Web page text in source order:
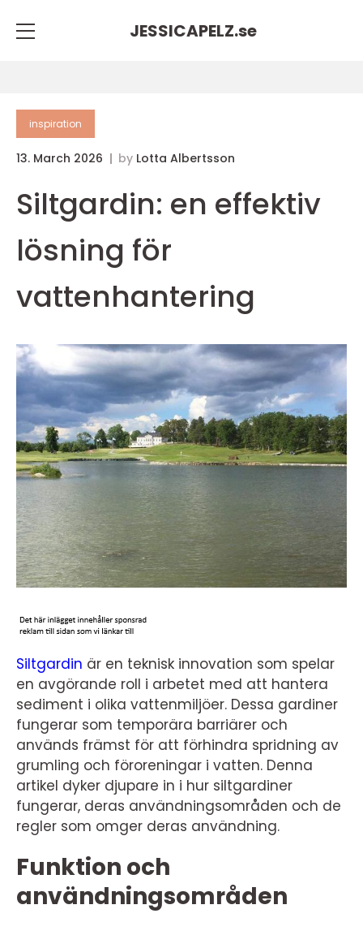
JESSICAPELZ.se
inspiration
13. March 2026 by Lotta Albertsson
Siltgardin: en effektiv
lösning för
vattenhantering
Siltgardin är en teknisk innovation som spelar
en avgörande roll i arbetet med att hantera
sediment i olika vattenmiljöer. Dessa gardiner
fungerar som temporära barriärer och
används främst för att förhindra spridning av
grumling och föroreningar i vatten. Denna
artikel dyker djupare in i hur siltgardiner
fungerar, deras användningsområden och de
regler som omger deras användning.
Funktion och
användningsområden